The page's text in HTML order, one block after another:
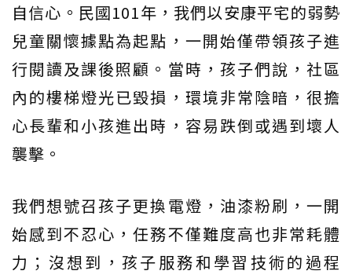
自信心。民國101年，我們以安康平宅的弱勢
兒童關懷據點為起點，一開始僅帶領孩子進
行閱讀及課後照顧。當時，孩子們說，社區
內的樓梯燈光已毀損，環境非常陰暗，很擔
心長輩和小孩進出時，容易跌倒或遇到壞人
襲擊。
我們想號召孩子更換電燈，油漆粉刷，一開
始感到不忍心，任務不僅難度高也非常耗體
力；沒想到，孩子服務和學習技術的過程